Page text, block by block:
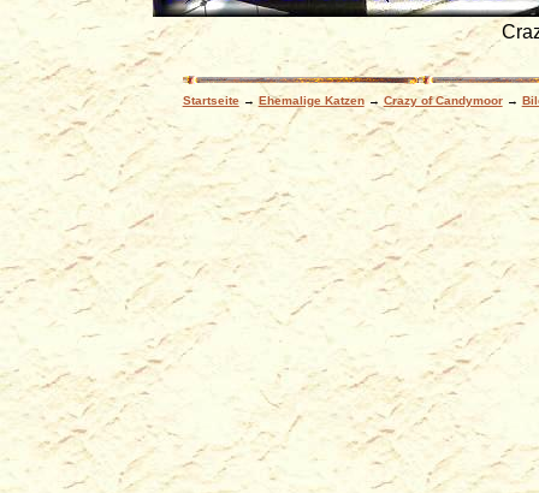
Startseite → Ehemalige Katzen→ Crazy of Candymoor→